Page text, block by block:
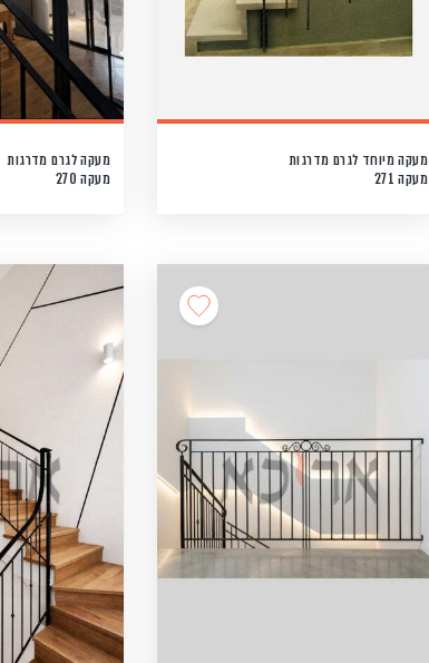
מעקה מיוחד לגרם מדרגות
מעקה 271
מעקה לגרם מדרגות
מעקה 270